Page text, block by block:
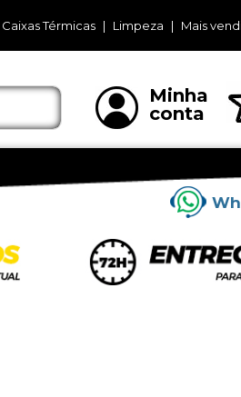
Caixas Térmicas Limpeza Mais
Minha
conta